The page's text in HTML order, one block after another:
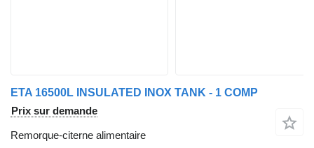
ETA 16500L INSULATED INOX TANK - 1 COMP
Prix sur demande
Remorque-citerne alimentaire